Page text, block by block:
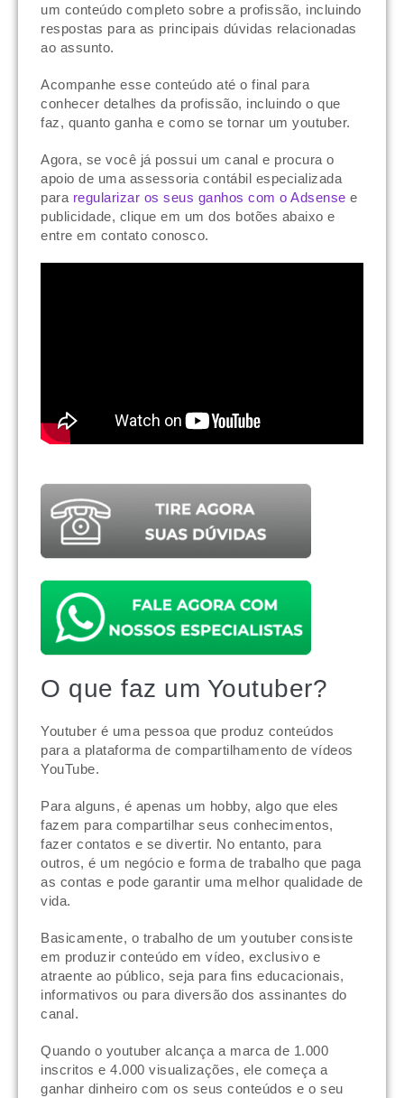
um conteúdo completo sobre a profissão, incluindo
respostas para as principais dúvidas relacionadas
ao assunto.
Acompanhe esse conteúdo até o final para
conhecer detalhes da profissão, incluindo o que
faz, quanto ganha e como se tornar um youtuber.
Agora, se você já possui um canal e procura o
apoio de uma assessoria contábil especializada
para regularizar os seus ganhos com o Adsense e
publicidade, clique em um dos botões abaixo e
entre em contato conosco.
O que faz um Youtuber?
Youtuber é uma pessoa que produz conteúdos
para a plataforma de compartilhamento de vídeos
YouTube.
Para alguns, é apenas um hobby, algo que eles
fazem para compartilhar seus conhecimentos,
fazer contatos e se divertir. No entanto, para
outros, é um negócio e forma de trabalho que paga
as contas e pode garantir uma melhor qualidade de
vida.
Basicamente, o trabalho de um youtuber consiste
em produzir conteúdo em vídeo, exclusivo e
atraente ao público, seja para fins educacionais,
informativos ou para diversão dos assinantes do
canal.
Quando o youtuber alcança a marca de 1.000
inscritos e 4.000 visualizações, ele começa a
ganhar dinheiro com os seus conteúdos e o seu